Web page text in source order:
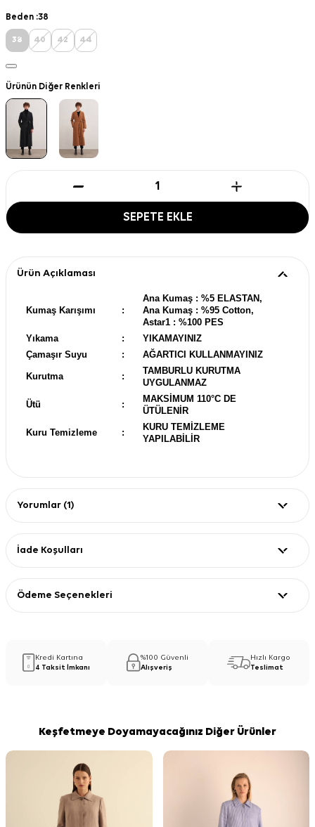
Beden :38
38 40 42 44
Ürünün Diğer Renkleri
SEPETE EKLE
Ürün Açıklaması
Kumaş Karışımı :
Ana Kumaş : %5 ELASTAN,
Ana Kumaş : %95 Cotton,
Astar1 : %100 PES
Yıkama
:
YIKAMAYINIZ
Çamaşır Suyu
: AĞARTICI KULLANMAYINIZ
Kurutma :
TAMBURLU KURUTMA
UYGULANMAZ
Ütü :
MAKSİMUM 110°C DE
ÜTÜLENİR
Kuru Temizleme :
KURU TEMİZLEME
YAPILABİLİR
Yorumlar (1)
İade Koşulları
Ödeme Seçenekleri
Kredi Kartına
4 Taksit İmkanı
%100 Güvenli
Alışveriş
Hızlı Kargo
Teslimat
Keşfetmeye Doyamayacağınız Diğer Ürünler